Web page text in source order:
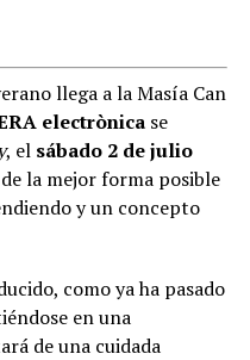
llega a la Masía Can
electrònicase
, el sábado 2 de julio
la mejor forma posible
y un concepto
como ya ha pasado
en una
de una cuidada